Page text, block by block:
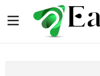
評論技巧最
員！現役僅